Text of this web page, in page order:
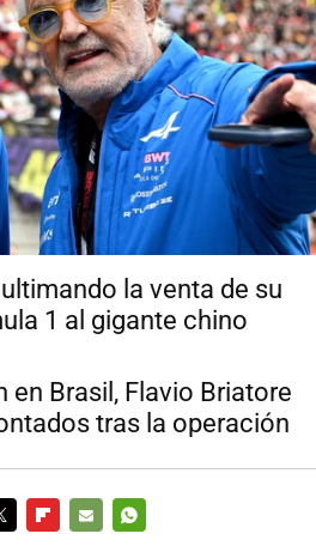
la venta de su
1 al gigante chino
en Brasil, Flavio Briatore
tras la operación